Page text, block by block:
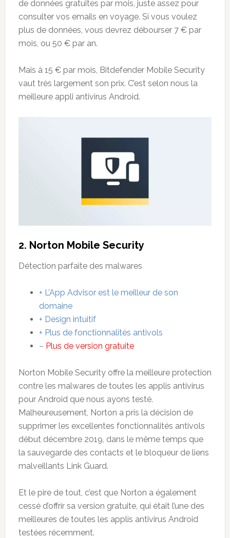
de données gratuites par mois, juste assez pour
consulter vos emails en voyage. Si vous voulez
plus de données, vous devrez débourser 7 € par
mois, ou 50 € par an.
Mais à 15 € par mois, Bitdefender Mobile Security
vaut très largement son prix. C’est selon nous la
meilleure appli antivirus Android.
2. Norton Mobile Security
Détection parfaite des malwares
+ L’App Advisor est le meilleur de son
domaine
+ Design intuitif
+ Plus de fonctionnalités antivols
– Plus de version gratuite
Norton Mobile Security offre la meilleure protection
contre les malwares de toutes les applis antivirus
pour Android que nous ayons testé.
Malheureusement, Norton a pris la décision de
supprimer les excellentes fonctionnalités antivols
début décembre 2019, dans le même temps que
la sauvegarde des contacts et le bloqueur de liens
malveillants Link Guard.
Et le pire de tout, c’est que Norton a également
cessé d’offrir sa version gratuite, qui était l’une des
meilleures de toutes les applis antivirus Android
testées récemment.